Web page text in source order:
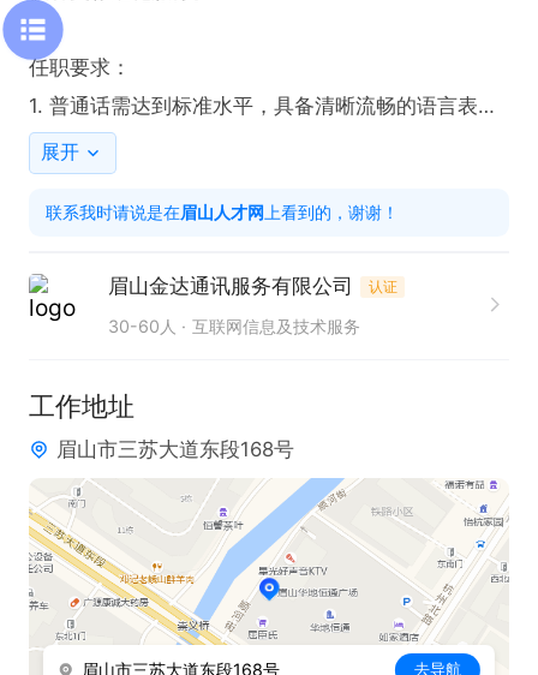
任职要求：
1. 普通话需达到标准水平，具备清晰流畅的语言表达
能力。
3. 拥有较好的应变能力，可**应对各种突发情况。
培训。
9:00 - 18:00（早九晚六），法定假日正常休
其它福利待遇：享受法定节假日正常排休、年终奖金
以及其他福利。公司为员工提供专业的岗位技能培
训、平等的晋升空间，可晋升组长、班长、主管以及
后台各岗位，还提供五险（公司全额购买）、节日福
利、带薪年假等。本职位描述仅供参考，更多职位详
展开
联系我时请说是在眉山人才网 上看到的，谢谢！
眉山金达通讯服务有限公司 认证
30-60人 互联网信息及技术服务
工作地址
眉山市三苏大道东段168号
眉山市三苏大道东段168号 去导航